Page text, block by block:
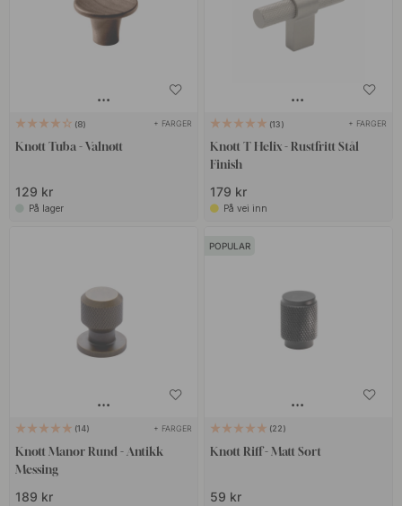
8 + FARGER
Knott Tuba - Valnøtt
129 kr
På lager
13 + FARGER
Knott T Helix - Rustfritt Stål
Finish
179 kr
På vei inn
14 + FARGER
Knott Manor Rund - Antikk
Messing
189 kr
POPULAR
22
Knott Riff - Matt Sort
59 kr